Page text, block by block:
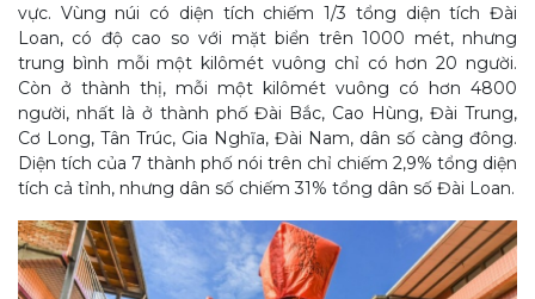
vực. Vùng núi có diện tích chiếm 1/3 tổng diện tích Đài
Loan, có độ cao so với mặt biển trên 1000 mét, nhưng
trung bình mỗi một kilômét vuông chỉ có hơn 20 người.
Còn ở thành thị, mỗi một kilômét vuông có hơn 4800
người, nhất là ở thành phố Đài Bắc, Cao Hùng, Đài Trung,
Cơ Long, Tân Trúc, Gia Nghĩa, Đài Nam, dân số càng đông.
Diện tích của 7 thành phố nói trên chỉ chiếm 2,9% tổng diện
tích cả tỉnh, nhưng dân số chiếm 31% tổng dân số Đài Loan.